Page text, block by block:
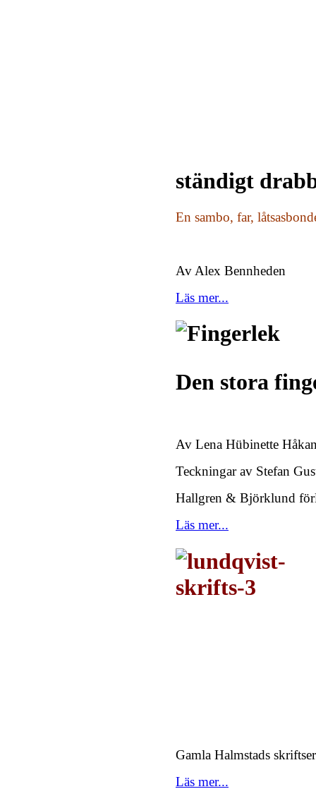
ständigt
En sambo, far,
Av Alex Bennheden
Läs mer...
Den stora
Av Lena Hübinette
Teckningar av Stefan
Hallgren & Björklund
Läs mer...
Gamla Halmstads
Läs mer...